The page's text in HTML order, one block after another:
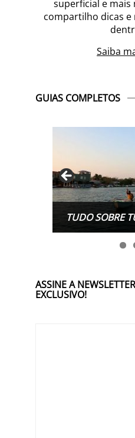
superficial e mais
compartilho dicas e
Saiba
GUIAS COMPLETOS
TUDO SOBRE
TUDO
ASSINE A
EXCLUSIVO!